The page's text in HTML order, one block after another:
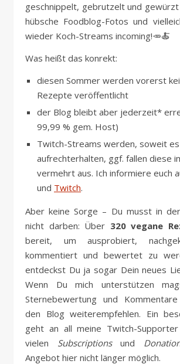
geschnippelt, gebrutzelt und
hübsche Foodblog-Fotos und
wieder Koch-Streams incoming!🥕🍝
Was heißt das konrekt:
diesen Sommer werden vorerst
Rezepte veröffentlicht
der Blog bleibt aber jederzeit*
99,99 % gem. Host)
Twitch-Streams werden, soweit
aufrechterhalten, ggf. fallen diese
vermehrt aus. Ich informiere euch
und Twitch.
Aber keine Sorge – Du musst in
nicht darben: Über 320 vegane
bereit, um ausprobiert,
kommentiert und bewertet zu
entdeckst Du ja sogar Dein neues
Wenn Du mich unterstützen
Sternebewertung und
den Blog weiterempfehlen. Ein
geht an all meine Twitch-
vielen Subscriptionsund
Angebot hier nicht länger möglich.